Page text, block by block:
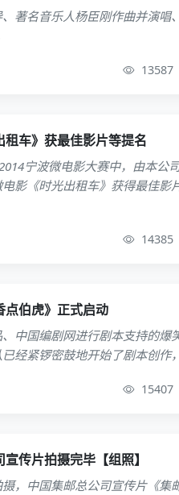
著名音乐人杨臣刚作曲并演唱
13587
租车》获最佳影片等提名
宁波微电影大赛中，由本
影《时光出租车》获得最佳影
14385
点伯虎》正式启动
中国编剧网进行剧本支持的爆
经紧锣密鼓地开始了剧本创作
15407
传片拍摄完毕【组照】
，中国集邮总公司宣传片《集